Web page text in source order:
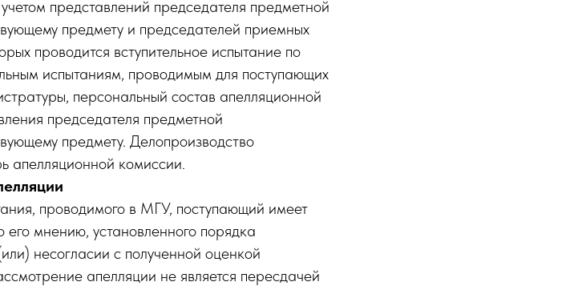
представлений председателя предметной
предмету и председателей приемных
проводится вступительное испытание по
испытаниям, проводимым для поступающих
персональный состав апелляционной
председателя предметной
предмету. Делопроизводство
апелляционной комиссии.
проводимого в МГУ, поступающий имеет
мнению, установленного порядка
несогласии с полученной оценкой
апелляции не является пересдачей